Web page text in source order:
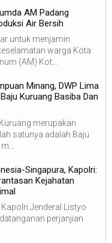
AM Padang
Air Bersih
untuk menjamin
warga Kota
(AM) Kot...
Minang, DWP Lima
Kuruang Basiba Dan
merupakan
satunya adalah Baju
Singapura, Kapolri:
Kejahatan
Jenderal Listyo
perjanjian